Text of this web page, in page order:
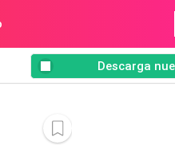
Descarga